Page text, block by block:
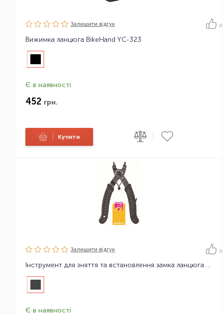
Залишити вiдгук 0
Вижимка ланцюга BikeHand YC-323
Є в наявності
452 грн.
Купити
Залишити вiдгук 0
Інструмент для зняття та встановлення замка ланцюга BikeHand YC-335CO
Є в наявності